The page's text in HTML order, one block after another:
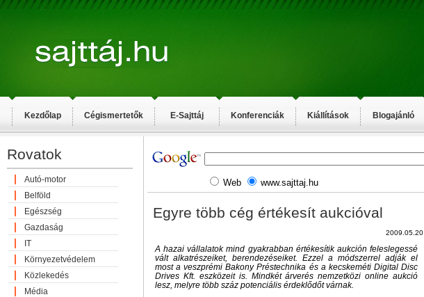
Kezdőlap Cégismertetők E-Sajttáj Konferenciák Kiállítások Blogajánló
Rovatok
Autó-motor
Belföld
Egészség
Gazdaság
IT
Környezetvédelem
Közlekedés
Média
Web www.sajttaj.hu
Egyre több cég értékesít aukcióval
2009.05.20
A hazai vállalatok mind gyakrabban értékesítik aukción feleslegessé
vált alkatrészeiket, berendezéseiket. Ezzel a módszerrel adják el
most a veszprémi Bakony Préstechnika és a kecskeméti Digital Disc
Drives Kft. eszközeit is. Mindkét árverés nemzetközi online aukció
lesz, melyre több száz potenciális érdeklődőt várnak.